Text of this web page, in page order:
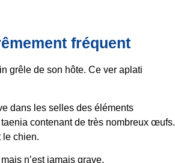
fréquent
grêle de son hôte. Ce ver aplati
dans les selles des éléments
contenant de très nombreux œufs.
le chien.
n’est jamais grave.